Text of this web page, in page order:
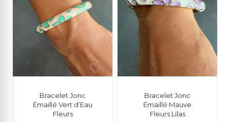
plus
ancien
Bracelet Jonc
Émaillé Vert d’Eau
Fleurs
Bracelet Jonc
Émaillé Mauve
Fleurs Lilas